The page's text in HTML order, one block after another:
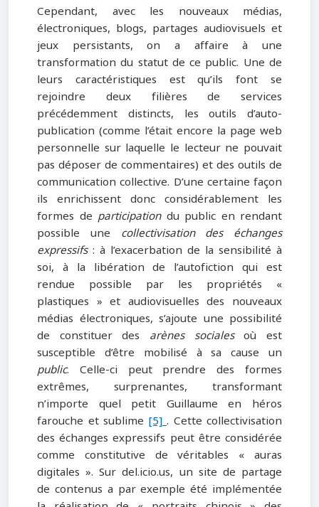
Cependant, avec les nouveaux médias,
électroniques, blogs, partages audiovisuels et
jeux persistants, on a affaire à une
transformation du statut de ce public. Une de
leurs caractéristiques est qu’ils font se
rejoindre deux filières de services
précédemment distincts, les outils d’auto-
publication (comme l’était encore la page web
personnelle sur laquelle le lecteur ne pouvait
pas déposer de commentaires) et des outils de
communication collective. D’une certaine façon
ils enrichissent donc considérablement les
formes de participationdu public en rendant
possible une collectivisation des échanges
expressifs: à l’exacerbation de la sensibilité à
soi, à la libération de l’autofiction qui est
rendue possible par les propriétés «
plastiques » et audiovisuelles des nouveaux
médias électroniques, s’ajoute une possibilité
de constituer des arènes socialesoù est
susceptible d’être mobilisé à sa cause un
public. Celle-ci peut prendre des formes
extrêmes, surprenantes, transformant
n’importe quel petit Guillaume en héros
farouche et sublime [5]. Cette collectivisation
des échanges expressifs peut être considérée
comme constitutive de véritables « auras
digitales ». Sur del.icio.us, un site de partage
de contenus a par exemple été implémentée